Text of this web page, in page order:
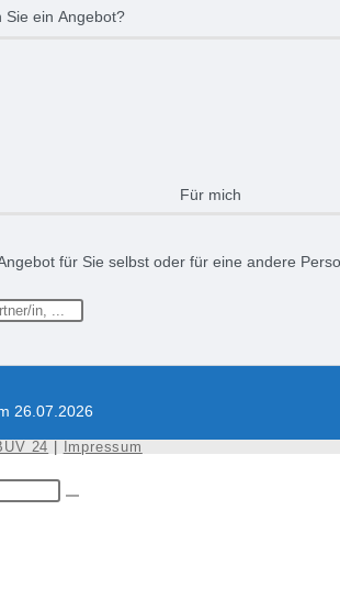
Sie ein Angebot?
Für mich
für Sie selbst oder für eine andere
26.07.2026
24 Impressum